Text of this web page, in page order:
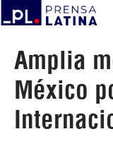
Amplia
México